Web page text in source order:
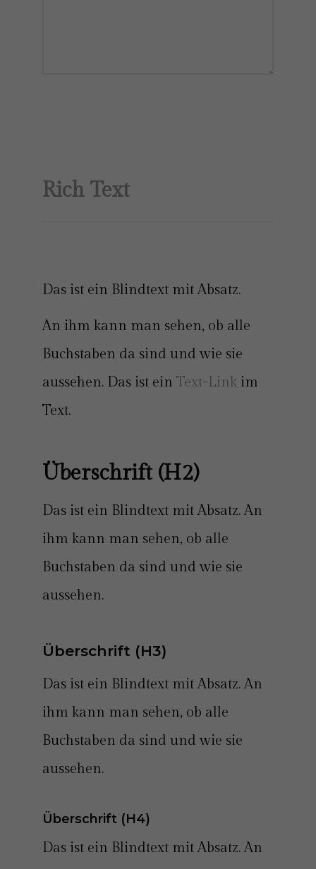
Rich Text
Das ist ein Blindtext mit Absatz.
An ihm kann man sehen, ob alle
Buchstaben da sind und wie sie
aussehen. Das ist ein Text-Link im
Text.
Überschrift (H2)
Das ist ein Blindtext mit Absatz. An
ihm kann man sehen, ob alle
Buchstaben da sind und wie sie
aussehen.
Überschrift (H3)
Das ist ein Blindtext mit Absatz. An
ihm kann man sehen, ob alle
Buchstaben da sind und wie sie
aussehen.
Überschrift (H4)
Das ist ein Blindtext mit Absatz. An